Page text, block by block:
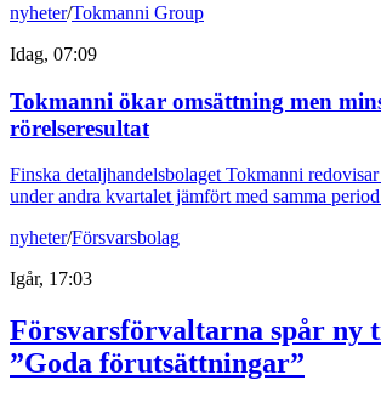
nyheter/Tokmanni Group
Idag, 07:09
Tokmanni ökar omsättning men
rörelseresultat
Finska detaljhandelsbolaget Tokmanni
under andra kvartalet jämfört med samma
nyheter/Försvarsbolag
Igår, 17:03
Försvarsförvaltarna spår ny
”Goda förutsättningar”